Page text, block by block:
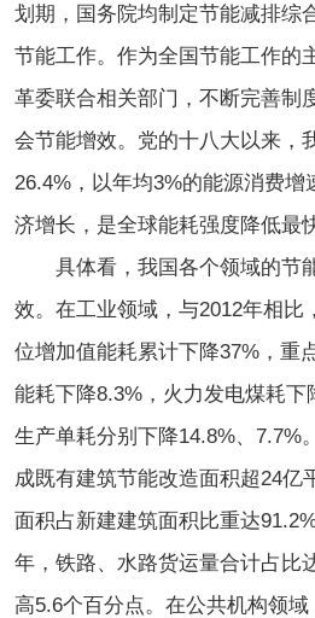
划期，国务院均制定节能减排综
节能工作。作为全国节能工作的
革委联合相关部门，不断完善制
会节能增效。党的十八大以来，
26.4%，以年均3%的能源消费增
济增长，是全球能耗强度降低最
具体看，我国各个领域的节
效。在工业领域，与2012年相比
位增加值能耗累计下降37%，重
能耗下降8.3%，火力发电煤耗
生产单耗分别下降14.8%、7.7%
成既有建筑节能改造面积超24亿
面积占新建建筑面积比重达
年，铁路、水路货运量合计占比
高5.6个百分点。在公共机构领